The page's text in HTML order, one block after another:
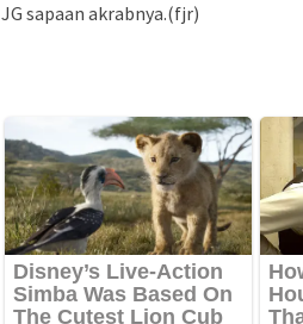
JG sapaan akrabnya.(fjr)